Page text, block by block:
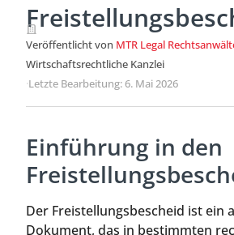
Veröffentlicht von MTR Legal
Wirtschaftsrechtliche Kanzlei
·Letzte Bearbeitung: 6. Mai 2026
Einführung in den
Der Freistellungsbescheid ist ein
Dokument, das in bestimmten